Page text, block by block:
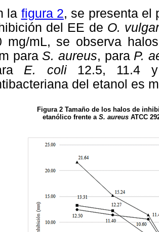
la figura 2, se presenta el
del EE de O.
mg/mL, se observa
paraS. aureus, para P.
E. coli12.5, 11.4 y
del etanol es
Figura 2 Tamaño de los halos de
etanólico frente a S. aureus ATCC